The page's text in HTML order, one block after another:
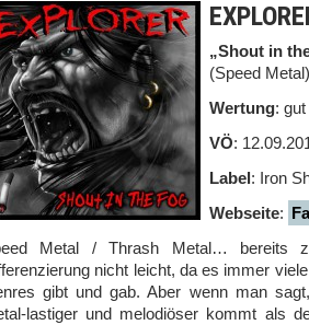
„Shout in
(Speed Metal)
Wertung: gut
VÖ:
Label: Iron
Webseite:
Metal / Thrash Metal… bereits
nicht leicht, da es immer
gibt und gab. Aber wenn man
lastiger und melodiöser kommt als